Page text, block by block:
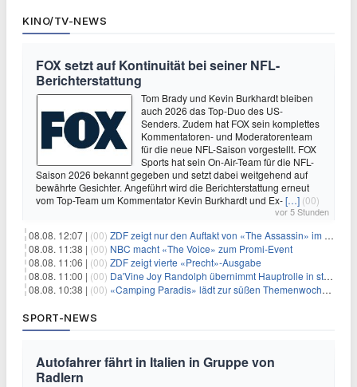
KINO/TV-NEWS
FOX setzt auf Kontinuität bei seiner NFL-
Berichterstattung
Tom Brady und Kevin Burkhardt bleiben
auch 2026 das Top-Duo des US-
Senders. Zudem hat FOX sein komplettes
Kommentatoren- und Moderatorenteam
für die neue NFL-Saison vorgestellt. FOX
Sports hat sein On-Air-Team für die NFL-
Saison 2026 bekannt gegeben und setzt dabei weitgehend auf
bewährte Gesichter. Angeführt wird die Berichterstattung erneut
vom Top-Team um Kommentator Kevin Burkhardt und Ex-[…] (00)
vor 5 Stunden
08.08. 12:07 | (00) ZDF zeigt nur den Auftakt von «The Assassin» im Fernsehen
08.08. 11:38 | (00) NBC macht «The Voice» zum Promi-Event
08.08. 11:06 | (00) ZDF zeigt vierte «Precht»-Ausgabe
08.08. 11:00 | (00) Da'Vine Joy Randolph übernimmt Hauptrolle in starbesetzter schwarzer Komödie
08.08. 10:38 | (00) «Camping Paradis» lädt zur süßen Themenwoche ein
SPORT-NEWS
Autofahrer fährt in Italien in Gruppe von
Radlern